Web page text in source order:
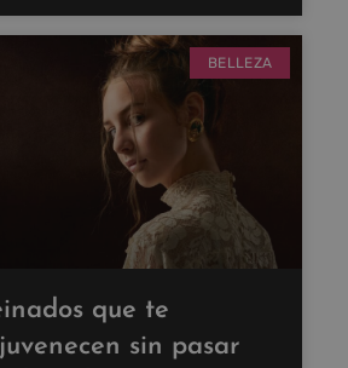
BELLEZA
que te
sin pasar